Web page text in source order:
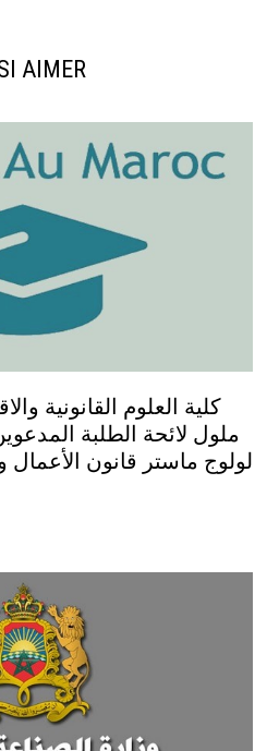
AIMER
كلية العلوم القانونية
ملول لائحة الطلبة المدعوين
لولوج ماستر قانون الأعمال